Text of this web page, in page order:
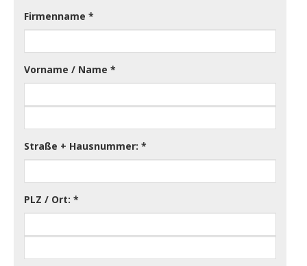
Firmenname
Vorname / Name
Straße + Hausnummer:
PLZ / Ort: